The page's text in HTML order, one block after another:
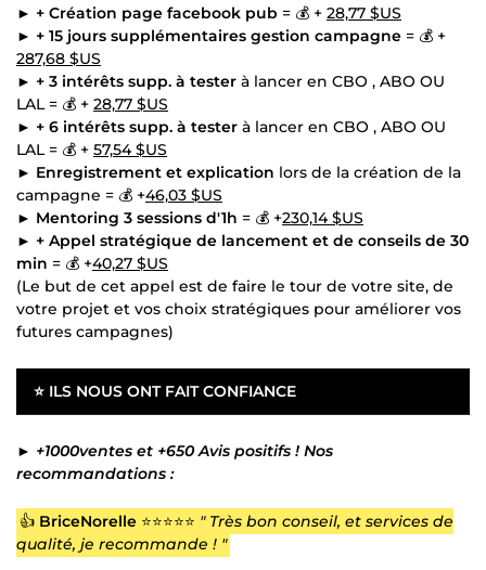
► + Création page facebook pub = 💰 + 28,77 $US
► + 15 jours supplémentaires gestion campagne = 💰 +
287,68 $US
► + 3 intérêts supp. à tester à lancer en CBO , ABO OU
LAL = 💰 + 28,77 $US
► + 6 intérêts supp. à tester à lancer en CBO , ABO OU
LAL = 💰 + 57,54 $US
► Enregistrement et explication lors de la création de la
campagne = 💰 +46,03 $US
► Mentoring 3 sessions d'1h = 💰 +230,14 $US
► + Appel stratégique de lancement et de conseils de 30
min = 💰 +40,27 $US
(Le but de cet appel est de faire le tour de votre site, de
votre projet et vos choix stratégiques pour améliorer vos
futures campagnes)
⭐ ILS NOUS ONT FAIT CONFIANCE
► +1000ventes et +650 Avis positifs ! Nos
recommandations :
👍 BriceNorelle⭐⭐⭐⭐⭐ " Très bon conseil, et services de
qualité, je recommande ! "